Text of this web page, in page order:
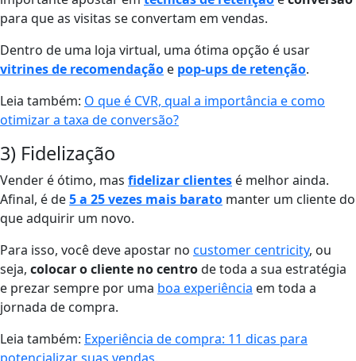
para que as visitas se convertam em vendas.
Dentro de uma loja virtual, uma ótima opção é usar
vitrines de recomendação e pop-ups de retenção.
Leia também: O que é CVR, qual a importância e como
otimizar a taxa de conversão?
3) Fidelização
Vender é ótimo, mas fidelizar clientes é melhor ainda.
Afinal, é de5 a 25 vezes mais barato manter um cliente do
que adquirir um novo.
Para isso, você deve apostar no customer centricity, ou
seja, colocar o cliente no centrode toda a sua estratégia
e prezar sempre por uma boa experiência em toda a
jornada de compra.
Leia também: Experiência de compra: 11 dicas para